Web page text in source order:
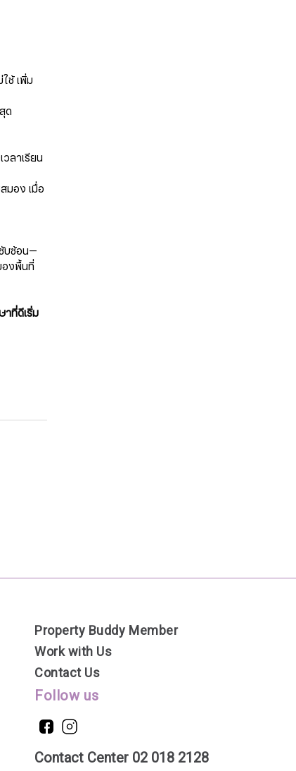
ช้ เพิ่ม
ด
ลาเรียน
มอง เมื่อ
บซ้อน—
องพื้นที่
ที่ดีเริ่ม
Property Buddy Member
Work with Us
Contact Us
Follow us
Contact Center 02 018 2128